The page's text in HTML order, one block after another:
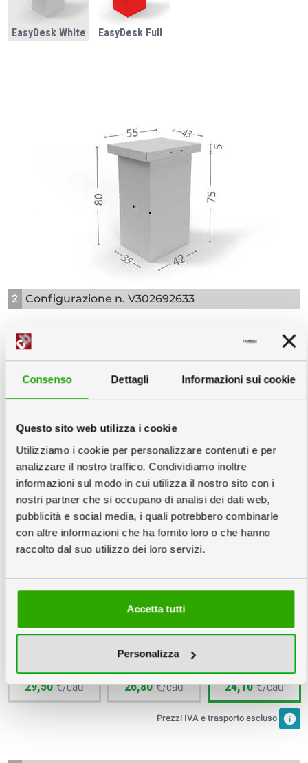
Consenso Dettagli Informazioni sui cookie
Questo sito web utilizza i cookie
Utilizziamo i cookie per personalizzare contenuti e per
analizzare il nostro traffico. Condividiamo inoltre
informazioni sul modo in cui utilizza il nostro sito con i
nostri partner che si occupano di analisi dei dati web,
pubblicità e social media, i quali potrebbero combinarle
con altre informazioni che ha fornito loro o che hanno
raccolto dal suo utilizzo dei loro servizi.
Accetta tutti
Personalizza
EasyDesk White EasyDesk Full
2 Configurazione n. V302692633
Varianti Grafiche
Struttura cartonata con ripiano e base
dimensione 55x43x75cm
3 Scegli la quantità e la data
Copie minimo 1
03
29,50 €/cad
07
26,80 €/cad
09
24,10 €/cad
Prezzi IVA e trasporto escluso info